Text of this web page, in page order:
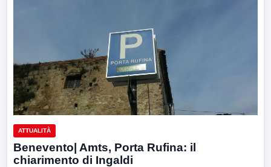
ATTUALITÀ
Benevento| Amts, Porta Rufina: il
chiarimento di Ingaldi